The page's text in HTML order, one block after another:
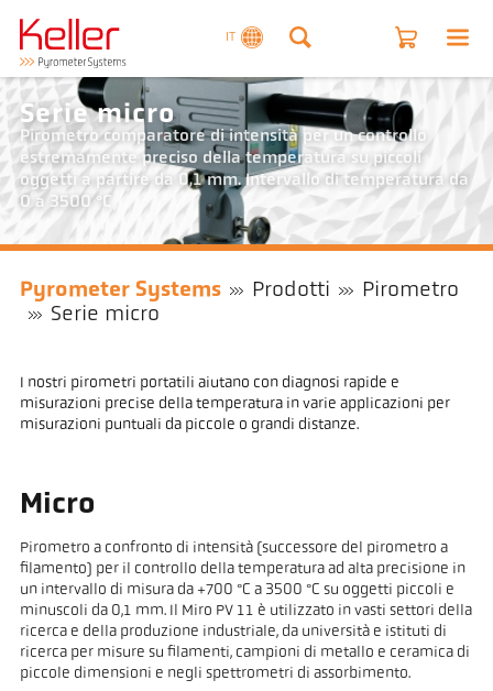
IT
Serie micro
Pirometro comparatore di intensità per un controllo
estremamente preciso della temperatura su piccoli
oggetti a partire da 0,1 mm. Intervallo di temperatura da
0 a 3500 °C
Pyrometer Systems Prodotti
Pirometro
Serie micro
I nostri pirometri portatili aiutano con diagnosi rapide e
misurazioni precise della temperatura in varie applicazioni per
misurazioni puntuali da piccole o grandi distanze.
Micro
Pirometro a confronto di intensità (successore del pirometro a
filamento) per il controllo della temperatura ad alta precisione in
un intervallo di misura da +700 °C a 3500 °C su oggetti piccoli e
minuscoli da 0,1 mm. Il Miro PV 11 è utilizzato in vasti settori della
ricerca e della produzione industriale, da università e istituti di
ricerca per misure su filamenti, campioni di metallo e ceramica di
piccole dimensioni e negli spettrometri di assorbimento.